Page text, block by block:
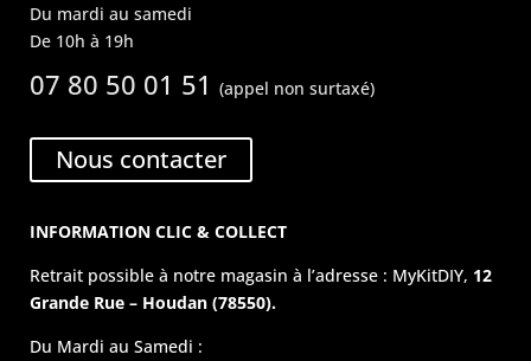
Du mardi au samedi
De 10h à 19h
07 80 50 01 51(appel non surtaxé)
Nous contacter
INFORMATION CLIC & COLLECT
Retrait possible à notre magasin à l’adresse : MyKitDIY, 12
Grande Rue – Houdan (78550).
Du Mardi au Samedi :